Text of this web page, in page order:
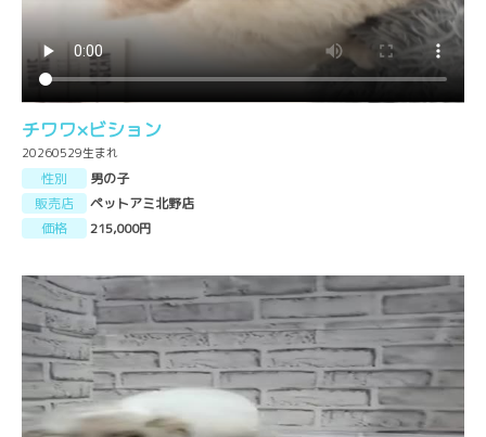
チワワ×ビション
20260529生まれ
性別
男の子
販売店
ペットアミ北野店
価格
215,000円